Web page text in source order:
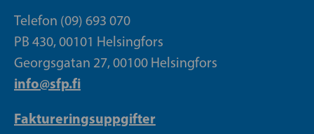
Telefon (09) 693 070
PB 430, 00101 Helsingfors
Georgsgatan 27, 00100 Helsingfors
info@sfp.fi
Faktureringsuppgifter